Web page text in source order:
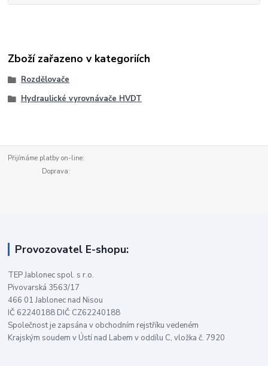
Zboží zařazeno v kategoriích
Rozdělovače
Hydraulické vyrovnávače HVDT
Přijímáme platby on-line:
Doprava:
Provozovatel E-shopu:
TEP Jablonec spol. s r.o.
Pivovarská 3563/17
466 01 Jablonec nad Nisou
IČ 62240188 DIČ CZ62240188
Společnost je zapsána v obchodním rejstříku vedeném
Krajským soudem v Ústí nad Labem v oddílu C, vložka č. 7920